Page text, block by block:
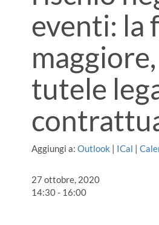
eventi: la
tutele
Aggiungi a: Outlook | ICal |
27 ottobre, 2020
14:30 - 16:00